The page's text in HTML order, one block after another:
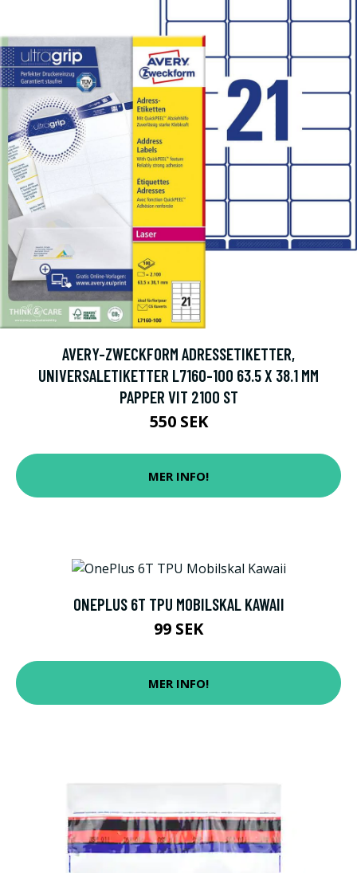
AVERY-ZWECKFORM ADRESSETIKETTER,
UNIVERSALETIKETTER L7160-100 63.5 X 38.1 MM
PAPPER VIT 2100 ST
550 SEK
MER INFO!
ONEPLUS 6T TPU MOBILSKAL KAWAII
99 SEK
MER INFO!